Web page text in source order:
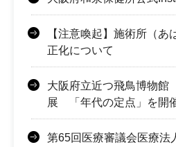
【注意喚起】施術所（あ
正化について
大阪府立近つ飛鳥博物
展 「年代の定点」を開
第65回医療審議会医療